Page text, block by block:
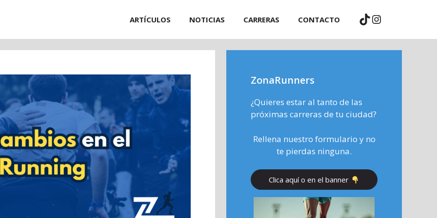
ARTÍCULOS NOTICIAS CARRERAS CONTACTO TikTok
Instagram
ZonaRunners
¿Quieres estar al tanto de las
próximas carreras de tu ciudad?
Rellena nuestro formulario y no
te pierdas ninguna.
Clica aquí o en el banner